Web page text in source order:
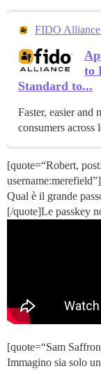
FIDO
to
Standard to...
Faster, easier and
consumers across
[quote=“Robert,
username:merefield”]
Qual è il grande
[/quote]Le passkey
[quote=“Sam
Immagino sia solo